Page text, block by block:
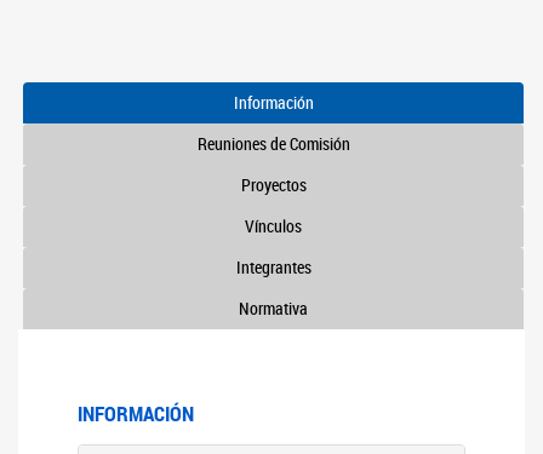
Información
Reuniones de Comisión
Proyectos
Vínculos
Integrantes
Normativa
INFORMACIÓN